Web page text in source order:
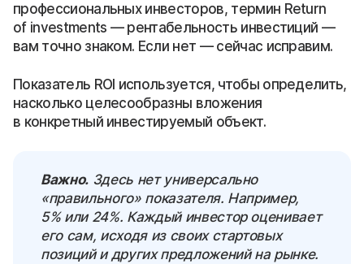
профессиональных инвесторов, термин Return
of investments — рентабельность инвестиций —
вам точно знаком. Если нет — сейчас исправим.
Показатель ROI используется, чтобы определить,
насколько целесообразны вложения
в конкретный инвестируемый объект.
Важно.Здесь нет универсально
«правильного» показателя. Например,
5% или 24%. Каждый инвестор оценивает
его сам, исходя из своих стартовых
позиций и других предложений на рынке.